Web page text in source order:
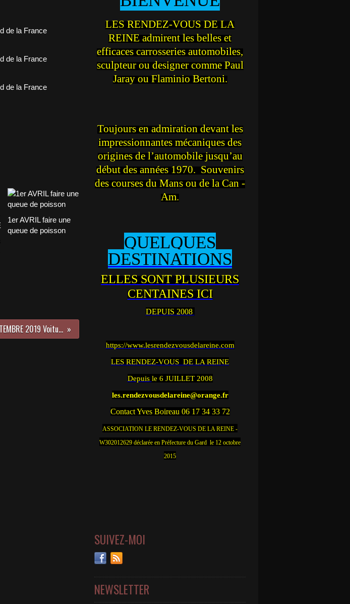
1er AVRIL faire une
queue de poisson
Dimanche 8 SEPTEMBRE 2019 Voitures anciennes avec LES BELLES TEUFS TEUFS DE CADEROUSSE
LES RENDEZ-VOUS DE LA
REINE admirent les belles et
efficaces carrosseries automobiles,
sculpteur ou designer comme Paul
Jaray ou Flaminio Bertoni.
Toujours en admiration devant les
impressionnantes mécaniques des
origines de l’automobile jusqu’au
début des années 1970. Souvenirs
des courses du Mans ou de la Can -
Am.
QUELQUES
DESTINATIONS
ELLES SONT PLUSIEURS
CENTAINES ICI
DEPUIS 2008
https://www.lesrendezvousdelareine.com
LES RENDEZ-VOUS DE LA REINE
Depuis le 6 JUILLET 2008
les.rendezvousdelareine@orange.fr
Contact Yves Boireau 06 17 34 33 72
ASSOCIATION LE RENDEZ-VOUS DE LA REINE -
W302012629 déclarée en Préfecture du Gard le 12 octobre
2015
SUIVEZ-MOI
NEWSLETTER